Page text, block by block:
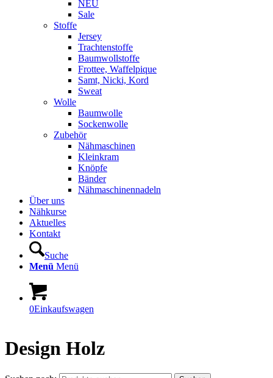
NEU
Sale
Stoffe
Jersey
Trachtenstoffe
Baumwollstoffe
Frottee, Waffelpique
Samt, Nicki, Kord
Sweat
Wolle
Baumwolle
Sockenwolle
Zubehör
Nähmaschinen
Kleinkram
Knöpfe
Bänder
Nähmaschinennadeln
Über uns
Nähkurse
Aktuelles
Kontakt
Suche
Menü Menü
0Einkaufswagen
Design Holz